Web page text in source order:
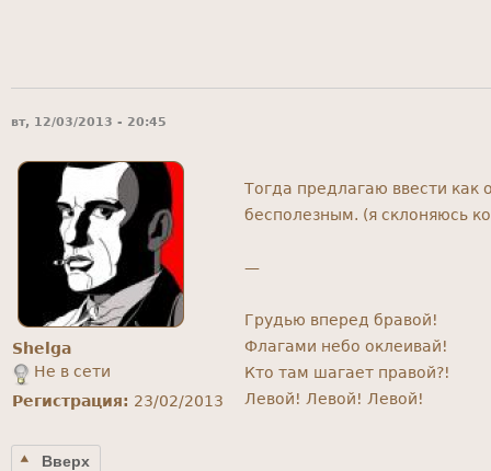
вт, 12/03/2013 - 20:45
Shelga
Не в сети
Регистрация: 23/02/2013
Тогда предлагаю ввести как
бесполезным. (я склоняюсь
—
Грудью вперед бравой!
Флагами небо оклеивай!
Кто там шагает правой?!
Левой! Левой! Левой!
Вверх